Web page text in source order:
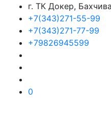
г. ТК Докер,
+7(343)271-55-99
+7(343)271-77-99
+79826945599
0